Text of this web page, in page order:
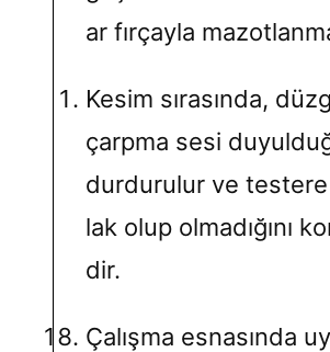
ar fırçayla
Kesim sırasında,
çarpma sesi
durdurulur ve testere
lak olup olmadığını
dir.
Çalışma esnasında